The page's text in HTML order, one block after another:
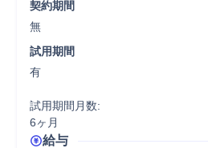
契約期間
無
試用期間
有
試用期間月数:
6ヶ月
給与